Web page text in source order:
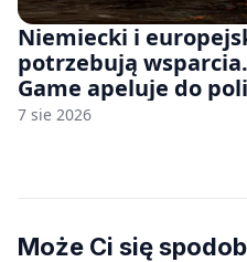
Niemiecki i
potrzebują
Game apeluje do
7 sie 2026
Może Ci się